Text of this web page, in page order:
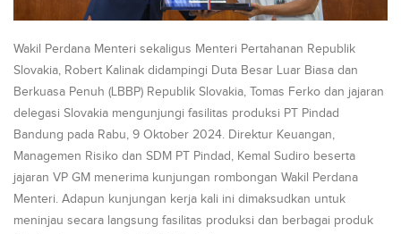
Wakil Perdana Menteri sekaligus Menteri Pertahanan Republik
Slovakia, Robert Kalinak didampingi Duta Besar Luar Biasa dan
Berkuasa Penuh (LBBP) Republik Slovakia, Tomas Ferko dan jajaran
delegasi Slovakia mengunjungi fasilitas produksi PT Pindad
Bandung pada Rabu, 9 Oktober 2024. Direktur Keuangan,
Managemen Risiko dan SDM PT Pindad, Kemal Sudiro beserta
jajaran VP GM menerima kunjungan rombongan Wakil Perdana
Menteri. Adapun kunjungan kerja kali ini dimaksudkan untuk
meninjau secara langsung fasilitas produksi dan berbagai produk